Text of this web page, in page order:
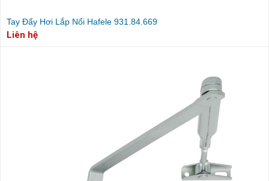
Tay Đẩy Hơi Lắp Nổi Hafele 931.84.669
Liên hệ